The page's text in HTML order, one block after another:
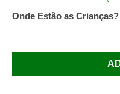
Onde Estão as